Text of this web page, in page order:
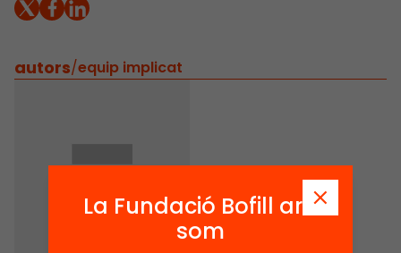
autors/equip implicat
La Fundació Bofill ara
som